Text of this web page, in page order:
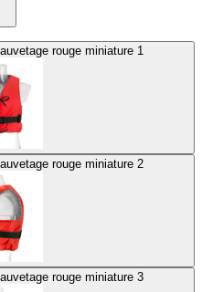
Besto Dinghy 50N gilet de sauvetage rouge miniature 1
Besto Dinghy 50N gilet de sauvetage rouge miniature 2
Besto Dinghy 50N gilet de sauvetage rouge miniature 3